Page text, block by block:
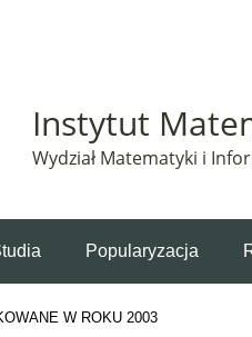
Instytut
Wydział Matematyki i
Popularyzacja
W ROKU 2003